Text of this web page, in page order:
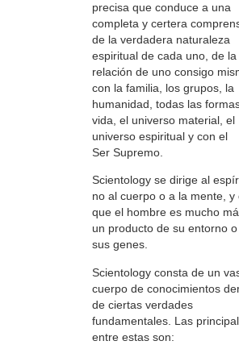
precisa que conduce a una
completa y certera
de la verdadera naturaleza
espiritual de cada uno, de la
relación de uno consigo
con la familia, los grupos, la
humanidad, todas las
vida, el universo material, el
universo espiritual y con el
Ser Supremo.
Scientology se dirige al
no al cuerpo o a la mente, y
que el hombre es mucho
un producto de su entorno
sus genes.
Scientology consta de un
cuerpo de conocimientos
de ciertas verdades
fundamentales. Las
entre estas son: